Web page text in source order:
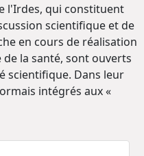
l'Irdes, qui constituent
scientifique et de
en cours de réalisation
la santé, sont ouverts
scientifique. Dans leur
intégrés aux «